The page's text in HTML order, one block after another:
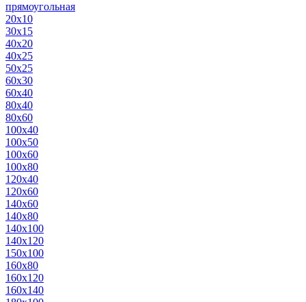
прямоугольная
20х10
30х15
40х20
40х25
50х25
60х30
60х40
80х40
80х60
100х40
100х50
100х60
100х80
120х40
120х60
140х60
140х80
140х100
140х120
150х100
160х80
160х120
160х140